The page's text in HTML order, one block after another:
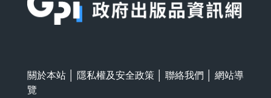
關於本站 隱私權及安全政策 聯絡我們
網站導
覽